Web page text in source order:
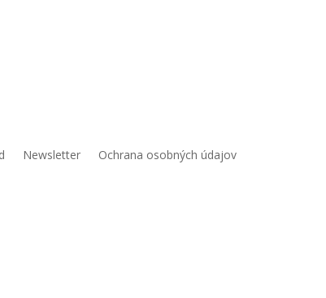
Newsletter Ochrana osobných údajov